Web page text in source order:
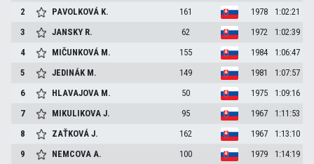
2
PAVOLKOVÁ K. 161 1978
1:02:21
3
JANSKY R. 62 1972
1:02:39
4
MIČUNKOVÁ M. 155 1984
1:06:47
5
JEDINÁK M. 149 1981
1:07:57
6
HLAVAJOVA M. 50 1975
1:09:16
7
MIKULIKOVAJ. 95 1967
1:11:53
8
ZAŤKOVÁJ. 162 1967
1:13:10
9
NEMCOVAA. 100 1979
1:14:19